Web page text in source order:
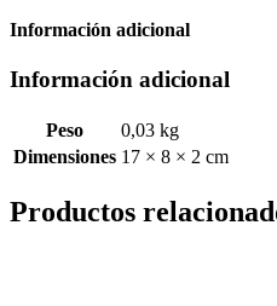
Información adicional
Información adicional
Peso
0,03 kg
Dimensiones 17 × 8 × 2 cm
Productos